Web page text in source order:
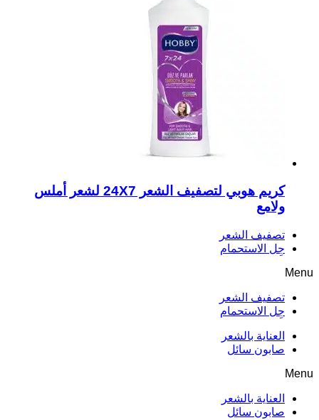
كريم هوبي لتصفيف الشعر 24X7 لشعر أملس
ولامع
تصفيف الشعر
جِل الاستحمام
Menu
تصفيف الشعر
جِل الاستحمام
العناية بالشعر
صابون سائل
Menu
العناية بالشعر
صابون سائل